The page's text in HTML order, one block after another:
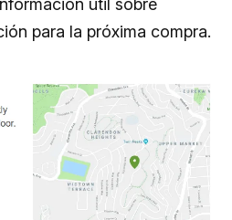
útil sobre
para la próxima compra.